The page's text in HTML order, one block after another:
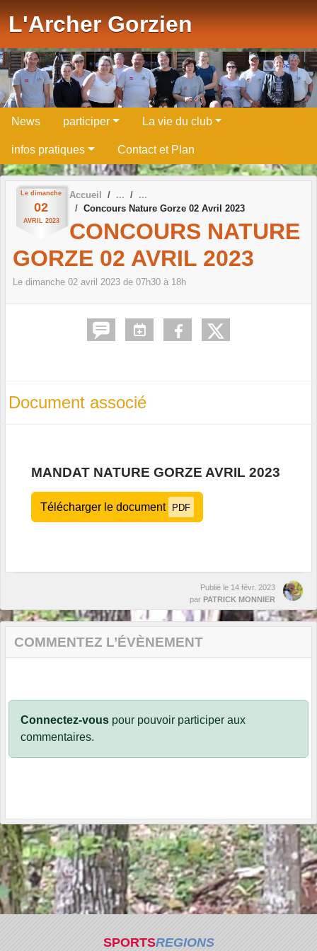
L'Archer Gorzien
News participer La vie du club
infos pratiques Contact et Plan
Le dimanche
02
AVRIL 2023
Accueil
Concours Nature Gorze 02 Avril 2023
CONCOURS NATURE
GORZE 02 AVRIL 2023
Le dimanche 02 avril 2023 de 07h30 à 18h
Document associé
MANDAT NATURE GORZE AVRIL 2023
Télécharger le document PDF
Publié le 14 févr. 2023
par PATRICK MONNIER
COMMENTEZ L’ÉVÈNEMENT
Connectez-vous pour pouvoir participer aux
commentaires.
SPORTSREGIONS